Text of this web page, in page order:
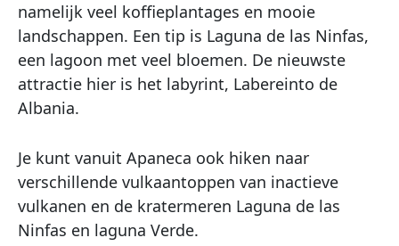
namelijk veel koffieplantages en mooie
landschappen. Een tip is Laguna de las Ninfas,
een lagoon met veel bloemen. De nieuwste
attractie hier is het labyrint, Labereinto de
Albania.
Je kunt vanuit Apaneca ook hiken naar
verschillende vulkaantoppen van inactieve
vulkanen en de kratermeren Laguna de las
Ninfas en laguna Verde.